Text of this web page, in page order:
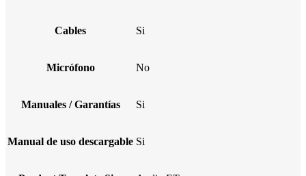
Cables Si
Micrófono No
Manuales / Garantías Si
Manual de uso descargable Si